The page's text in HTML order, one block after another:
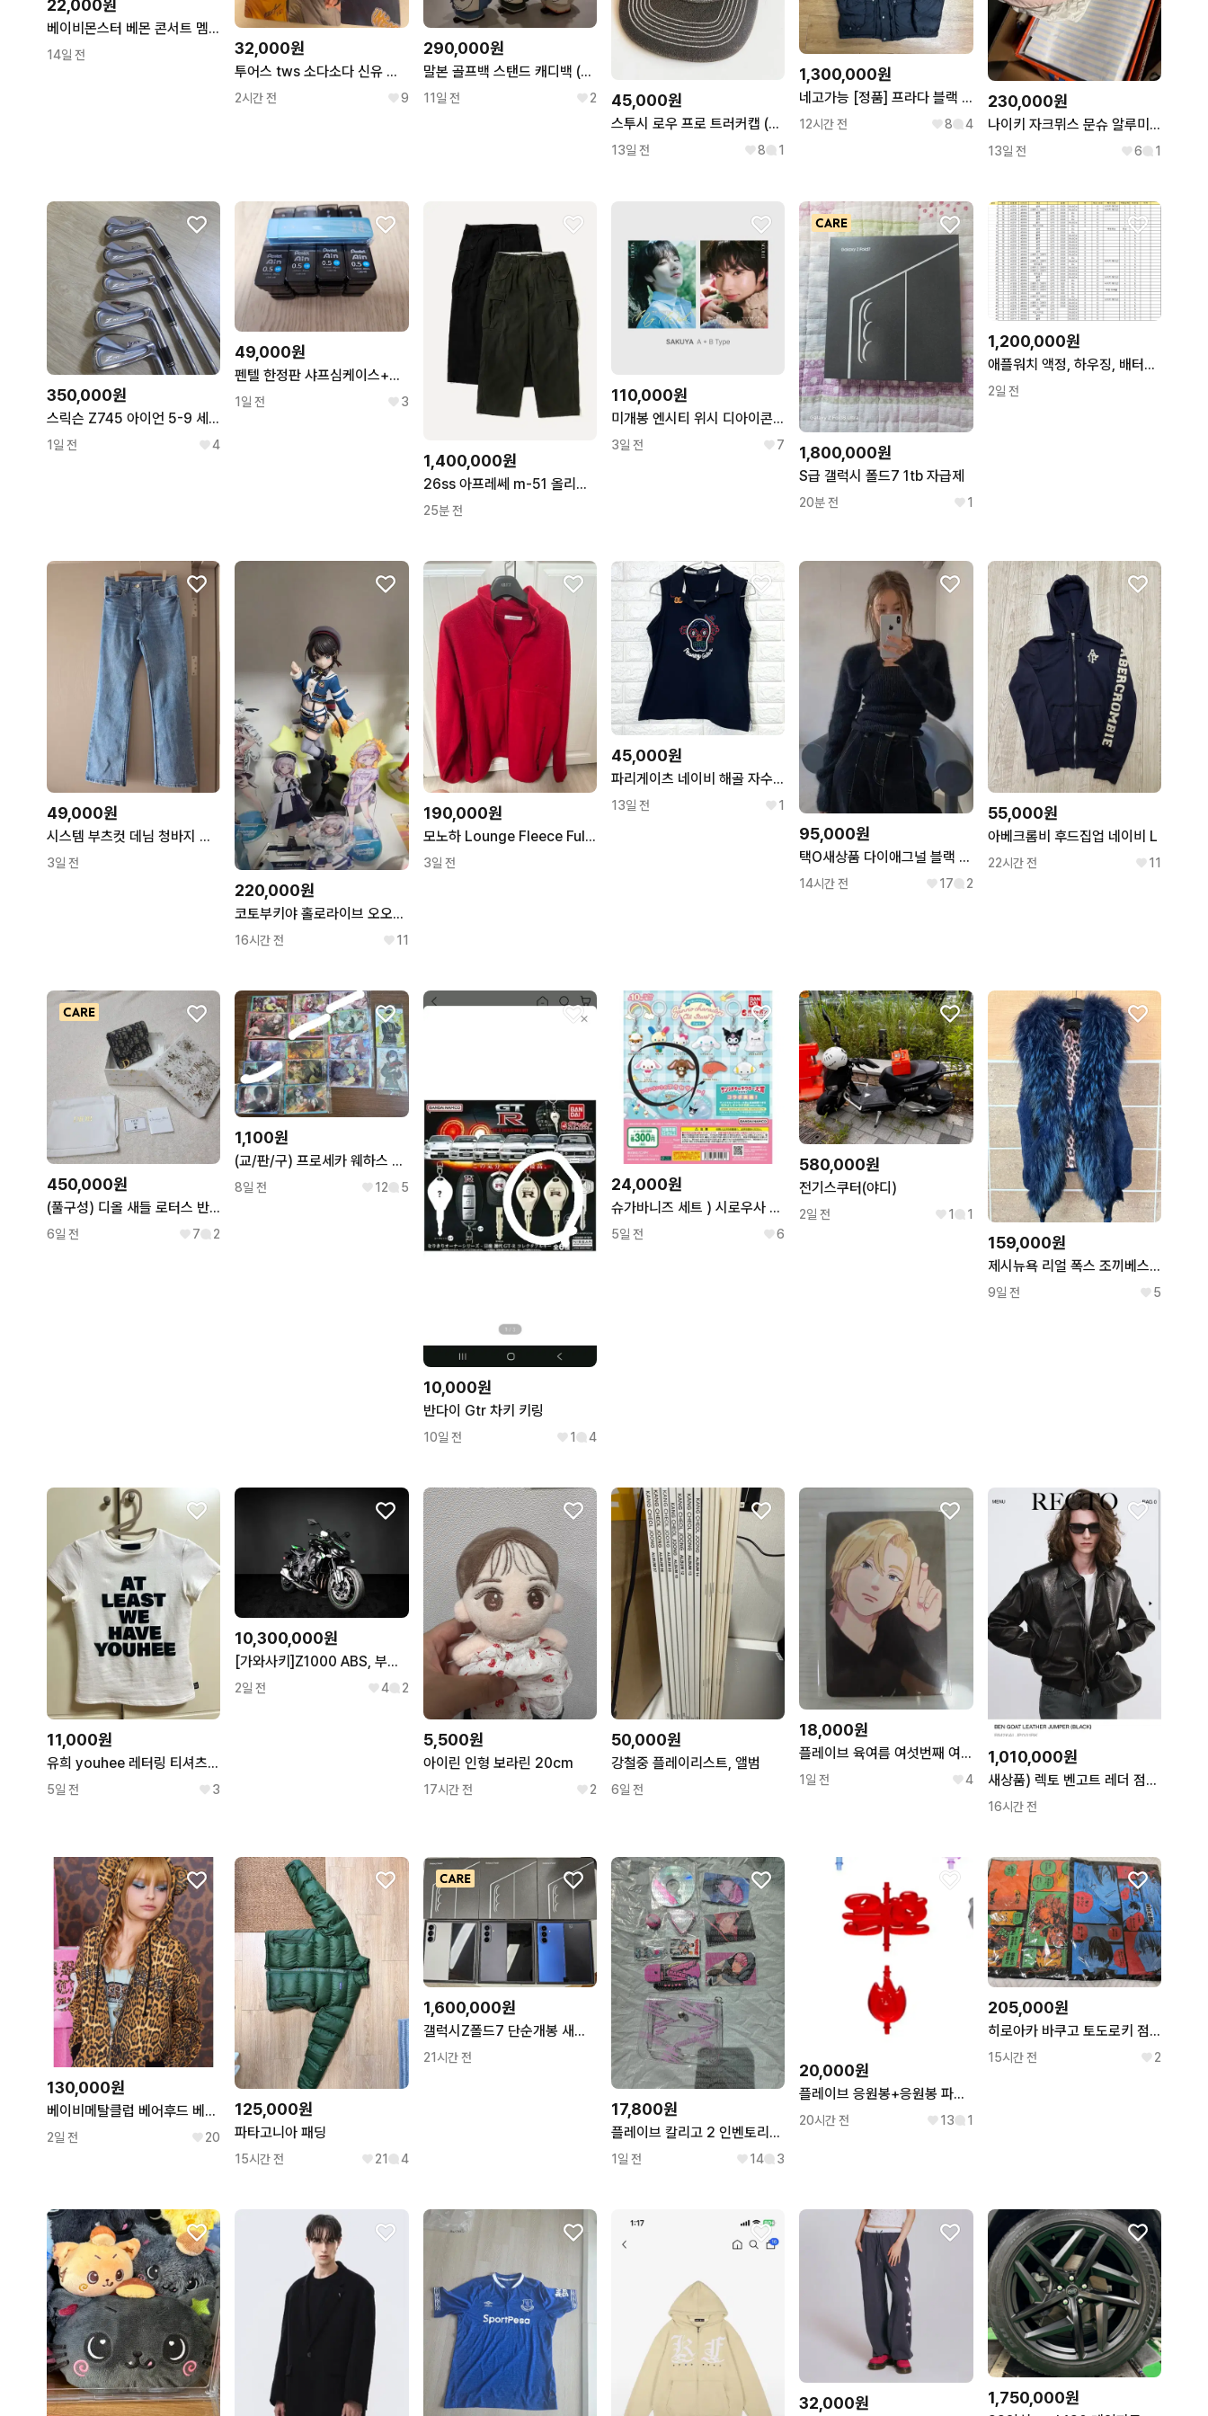
22,000원
베이비몬스터 베몬 콘서트 멤버쉽 특전 포카 판매 루카 파리타 아사 라미 치키타
14일 전 32,000원
투어스 tws 소다소다 신유 도훈 영재 한진 지훈 경민 hmv 특전 포카 판매
2시간 전 9
290,000원
말본 골프백 스탠드 캐디백 (그린색)
11일 전 2 45,000원
스투시 로우 프로 트러커캡 (레더 메쉬 스냅백)
13일 전 8 1
1,300,000원
네고가능 [정품] 프라다 블랙 패딩 50사이즈
12시간 전 8 4
230,000원
나이키 자크뮈스 문슈 알루미늄 핑크 275
13일 전 6 1
350,000원
스릭슨 Z745 아이언 5-9 세트
1일 전 4
49,000원
펜텔 한정판 샤프심케이스+샤프심 20통 팝니다
1일 전 3
1,400,000원
26ss 아프레쎄 m-51 올리브 (3)
25분 전
110,000원
미개봉 엔시티 위시 디아이콘 카톡 특전 포함 사쿠야 ab타입 유닛 포카
3일 전 7 1,800,000원
S급 갤럭시 폴드7 1tb 자급제
20분 전 1
1,200,000원
애플워치 액정, 하우징, 배터리 추출용, 클라우드 락, 부품용
2일 전
49,000원
시스템 부츠컷 데님 청바지 라이트블루
3일 전
220,000원
코토부키야 홀로라이브 오오조라 스바루 스케일 피규어
16시간 전 11
190,000원
모노하 Lounge Fleece Full-Zip Up 레드색
3일 전
45,000원
파리게이츠 네이비 해골 자수 민소매 카라티 1
13일 전 1
95,000원
택O새상품 다이애그널 블랙 레이어드 튜브탑 택달린 새상품 팝니다
14시간 전 17 2
55,000원
아베크롬비 후드집업 네이비 L
22시간 전 11
450,000원
(풀구성) 디올 새들 로터스 반지갑
6일 전 7 2
1,100원
(교/판/구) 프로세카 웨하스 12탄
8일 전 12 5
10,000원
반다이 Gtr 차키 키링
10일 전 1 4
24,000원
슈가바니즈 세트 ) 시로우사 쿠로우사 산리오 올스타즈 메지루시 가챠
5일 전 6
580,000원
전기스쿠터(야디)
2일 전 1 1
159,000원
제시뉴욕 리얼 폭스 조끼베스트
9일 전 5
11,000원
유희 youhee 레터링 티셔츠 화이트
5일 전 3
10,300,000원
[가와사키]Z1000 ABS, 부산김해양산울산창원대구구미경기서울대전강원
2일 전 4 2
5,500원
아이린 인형 보라린 20cm
17시간 전 2
50,000원
강철중 플레이리스트, 앨범
6일 전
18,000원
플레이브 육여름 여섯번째 여름 MD 5만원 후드포카 노아 판매
1일 전 4
1,010,000원
새상품) 렉토 벤고트 레더 점퍼 자켓 L
16시간 전
130,000원
베이비메탈클럽 베어후드 베메클 갸루 레오파드 호피 후드
2일 전 20
125,000원
파타고니아 패딩
15시간 전 21 4
1,600,000원
갤럭시Z폴드7 단순개봉 새제품 판매합니다.
21시간 전
17,800원
플레이브 칼리고 2 인벤토리[드볼] 앨범
1일 전 14 3
20,000원
플레이브 응원봉+응원봉 파츠 은호 구버전
20시간 전 13 1
205,000원
히로아카 바쿠고 토도로키 점프샵 원화 버스데이 티셔츠 미개봉 2종 일괄 공식굿즈 덤 많이
15시간 전 2
32,000원 1,750,000원